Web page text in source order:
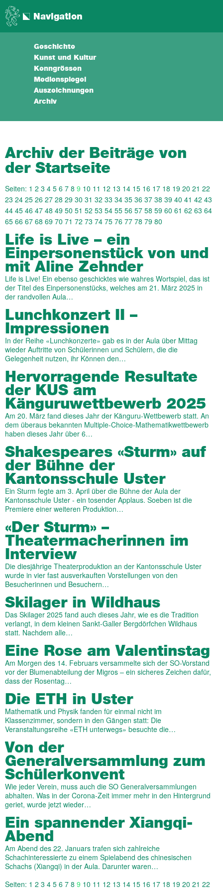
Navigation
Geschichte
Kunst und Kultur
Kenngrössen
Medienspiegel
Auszeichnungen
Archiv
Archiv der Beiträge von
der Startseite
Seiten: 1 2 3 4 5 6 7 8 9 10 11 12 13 14 15 16 17 18 19 20 21 22
23 24 25 26 27 28 29 30 31 32 33 34 35 36 37 38 39 40 41 42 43
44 45 46 47 48 49 50 51 52 53 54 55 56 57 58 59 60 61 62 63 64
65 66 67 68 69 70 71 72 73 74 75 76 77 78 79 80
Life is Live – ein
Einpersonenstück von und
mit Aline Zehnder
Life is Live! Ein ebenso geschicktes wie wahres Wortspiel, das ist
der Titel des Einpersonenstücks, welches am 21. März 2025 in
der randvollen Aula…
Lunchkonzert II –
Impressionen
In der Reihe «Lunchkonzerte» gab es in der Aula über Mittag
wieder Auftritte von Schülerinnen und Schülern, die die
Gelegenheit nutzen, ihr Können den…
Hervorragende Resultate
der KUS am
Känguruwettbewerb 2025
Am 20. März fand dieses Jahr der Känguru-Wettbewerb statt. An
dem überaus bekannten Multiple-Choice-Mathematikwettbewerb
haben dieses Jahr über 6…
Shakespeares «Sturm» auf
der Bühne der
Kantonsschule Uster
Ein Sturm fegte am 3. April über die Bühne der Aula der
Kantonsschule Uster - ein tosender Applaus. Soeben ist die
Premiere einer weiteren Produktion…
«Der Sturm» –
Theatermacherinnen im
Interview
Die diesjährige Theaterproduktion an der Kantonsschule Uster
wurde in vier fast ausverkauften Vorstellungen von den
Besucherinnen und Besuchern…
Skilager in Wildhaus
Das Skilager 2025 fand auch dieses Jahr, wie es die Tradition
verlangt, in dem kleinen Sankt-Galler Bergdörfchen Wildhaus
statt. Nachdem alle…
Eine Rose am Valentinstag
Am Morgen des 14. Februars versammelte sich der SO-Vorstand
vor der Blumenabteilung der Migros – ein sicheres Zeichen dafür,
dass der Rosentag…
Die ETH in Uster
Mathematik und Physik fanden für einmal nicht im
Klassenzimmer, sondern in den Gängen statt: Die
Veranstaltungsreihe «ETH unterwegs» besuchte die…
Von der
Generalversammlung zum
Schülerkonvent
Wie jeder Verein, muss auch die SO Generalversammlungen
abhalten. Was in der Corona-Zeit immer mehr in den Hintergrund
geriet, wurde jetzt wieder…
Ein spannender Xiangqi-
Abend
Am Abend des 22. Januars trafen sich zahlreiche
Schachinteressierte zu einem Spielabend des chinesischen
Schachs (Xiangqi) in der Aula. Darunter waren…
Seiten: 1 2 3 4 5 6 7 8 9 10 11 12 13 14 15 16 17 18 19 20 21 22